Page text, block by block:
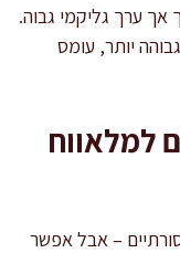
אך ערך גליקמי גבוה.
יותר, עומס
למלאווח
– אבל אפשר